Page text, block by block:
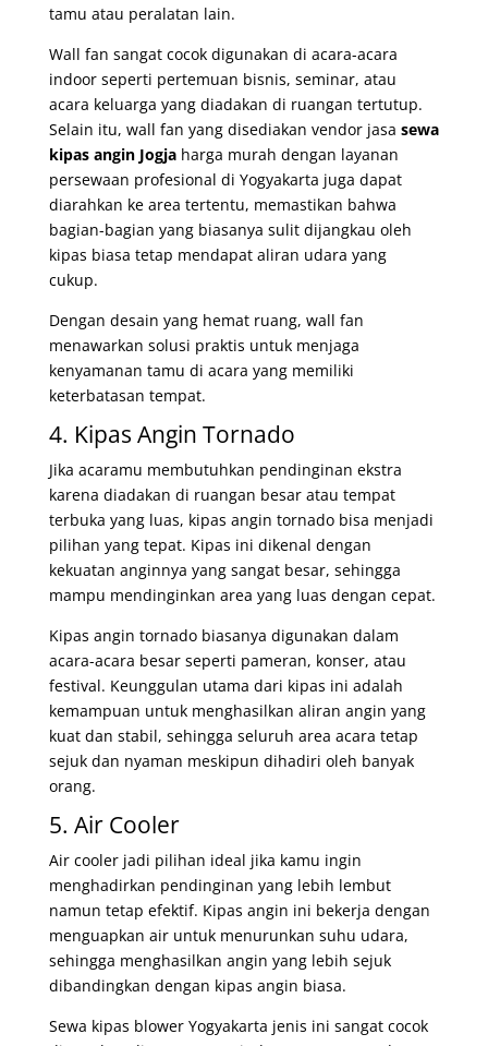
tamu atau peralatan lain.
Wall fan sangat cocok digunakan di acara-acara
indoor seperti pertemuan bisnis, seminar, atau
acara keluarga yang diadakan di ruangan tertutup.
Selain itu, wall fan yang disediakan vendor jasa sewa
kipas angin Jogjaharga murah dengan layanan
persewaan profesional di Yogyakarta juga dapat
diarahkan ke area tertentu, memastikan bahwa
bagian-bagian yang biasanya sulit dijangkau oleh
kipas biasa tetap mendapat aliran udara yang
cukup.
Dengan desain yang hemat ruang, wall fan
menawarkan solusi praktis untuk menjaga
kenyamanan tamu di acara yang memiliki
keterbatasan tempat.
4. Kipas Angin Tornado
Jika acaramu membutuhkan pendinginan ekstra
karena diadakan di ruangan besar atau tempat
terbuka yang luas, kipas angin tornado bisa menjadi
pilihan yang tepat. Kipas ini dikenal dengan
kekuatan anginnya yang sangat besar, sehingga
mampu mendinginkan area yang luas dengan cepat.
Kipas angin tornado biasanya digunakan dalam
acara-acara besar seperti pameran, konser, atau
festival. Keunggulan utama dari kipas ini adalah
kemampuan untuk menghasilkan aliran angin yang
kuat dan stabil, sehingga seluruh area acara tetap
sejuk dan nyaman meskipun dihadiri oleh banyak
orang.
5. Air Cooler
Air cooler jadi pilihan ideal jika kamu ingin
menghadirkan pendinginan yang lebih lembut
namun tetap efektif. Kipas angin ini bekerja dengan
menguapkan air untuk menurunkan suhu udara,
sehingga menghasilkan angin yang lebih sejuk
dibandingkan dengan kipas angin biasa.
Sewa kipas blower Yogyakarta jenis ini sangat cocok